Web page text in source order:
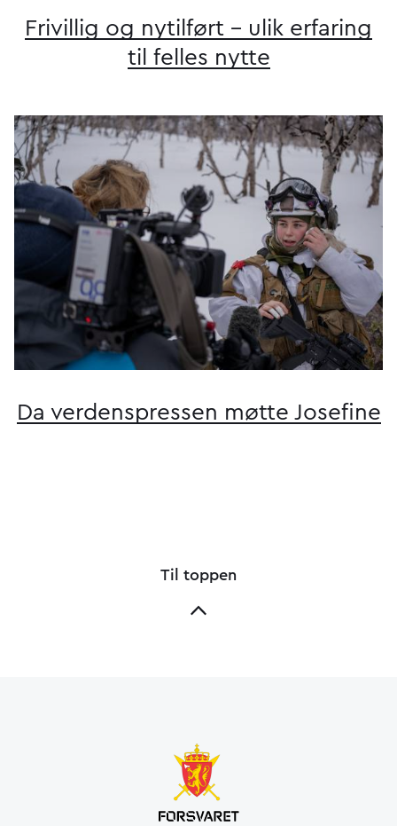
Frivillig og nytilført – ulik erfaring
til felles nytte
Da verdenspressen møtte Josefine
Til toppen